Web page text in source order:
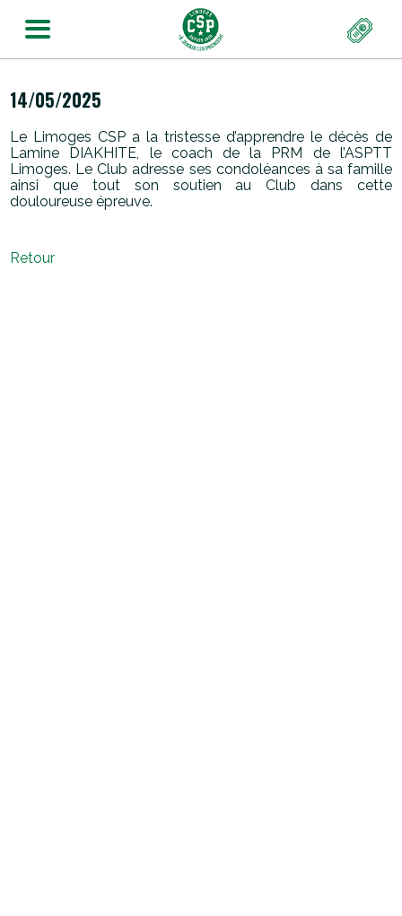
14/05/2025
Le Limoges CSP a la tristesse d’apprendre le décès de
Lamine DIAKHITE, le coach de la PRM de l’ASPTT
Limoges. Le Club adresse ses condoléances à sa famille
ainsi que tout son soutien au Club dans cette
douloureuse épreuve.
Retour